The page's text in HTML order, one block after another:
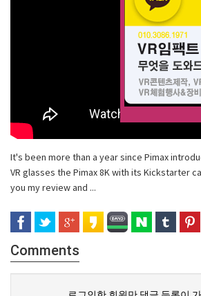
It's been more than a year since Pimax
VR glasses the Pimax 8K with its Kickstarter
you my review and ...
Comments